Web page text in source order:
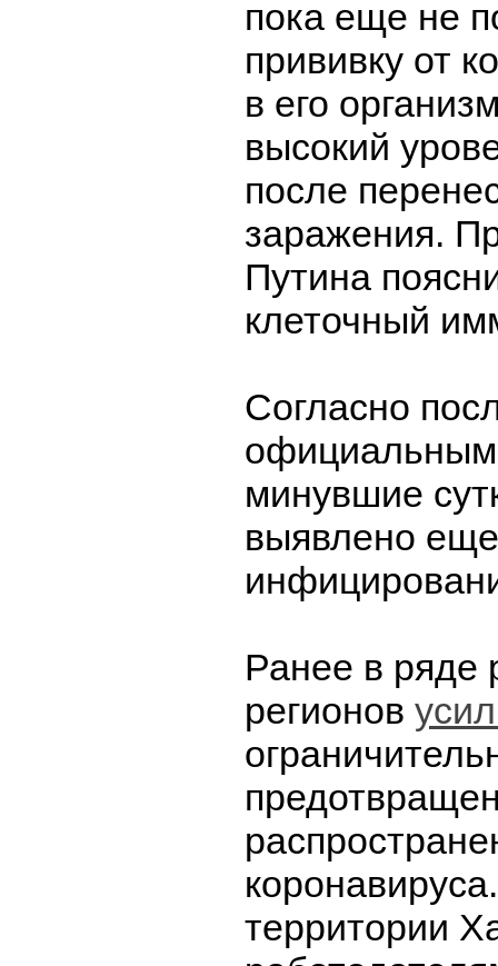
пока еще не
прививку от
в его
высокий
после
заражения.
Путина
клеточный
Согласно
минувшие
выявлено
Ранее в ряде
регионов
территории